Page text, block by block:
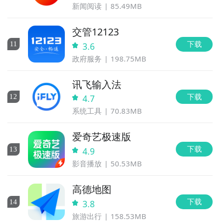
新闻阅读 85.49MB
11
交管12123
3.6
政府服务 198.75MB
下载
12
讯飞输入法
4.7
系统工具 70.83MB
下载
13
爱奇艺极速版
4.9
影音播放 50.53MB
下载
14
高德地图
3.8
旅游出行 158.53MB
下载